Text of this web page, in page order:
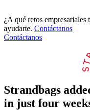
¿A qué retos empresariales
ayudarte. Contáctanos
Contáctanos
Strandbags
in just four